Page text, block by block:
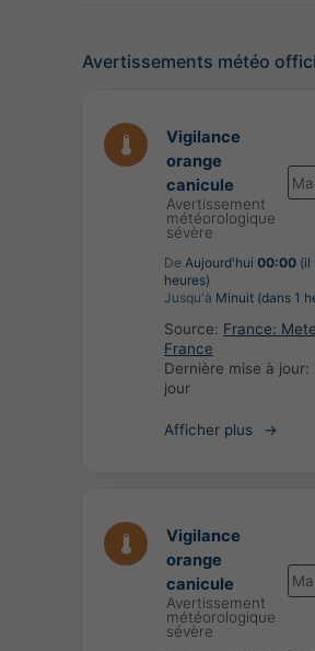
Avertissements météo
Vigilance
orange
canicule
Avertissement
météorologique
sévère
De Aujourd'hui 00:00 (il
heures)
Jusqu'à Minuit (dans 1
Source: France:
France
Dernière mise à jour:
jour
Afficher plus
Vigilance
orange
canicule
Avertissement
météorologique
sévère